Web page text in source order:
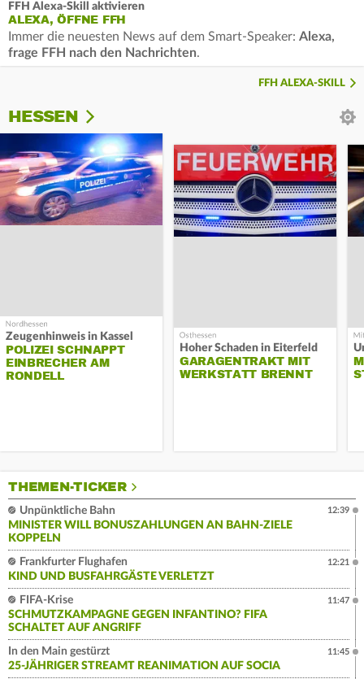
FFH Alexa-Skill aktivieren
ALEXA, ÖFFNE FFH
Immer die neuesten News auf dem Smart-Speaker: Alexa,
frage FFH nach den Nachrichten.
FFH ALEXA-SKILL
HESSEN
Zeugenhinweis in Kassel
POLIZEI SCHNAPPT
EINBRECHER AM
RONDELL
Hoher Schaden in Eiterfeld
GARAGENTRAKT MIT
WERKSTATT BRENNT
THEMEN-TICKER
Unpünktliche Bahn
MINISTER WILL BONUSZAHLUNGEN AN BAHN-ZIELE
KOPPELN
12:39
Frankfurter Flughafen
KIND UND BUSFAHRGÄSTE VERLETZT
12:21
FIFA-Krise
SCHMUTZKAMPAGNE GEGEN INFANTINO? FIFA
SCHALTET AUF ANGRIFF
11:47
In den Main gestürzt
25-JÄHRIGER STREAMT REANIMATION AUF SOCIA
11:45